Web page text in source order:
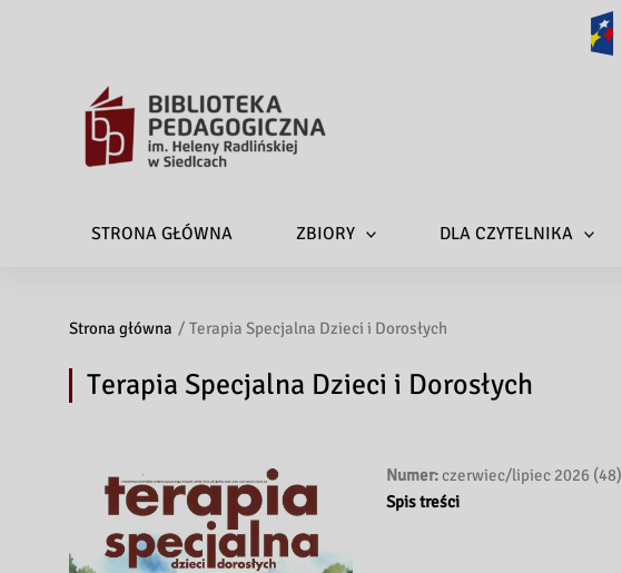
STRONA GŁÓWNA ZBIORY DLA CZYTELNIKA
Strona główna Terapia Specjalna Dzieci i Dorosłych
Terapia Specjalna Dzieci i Dorosłych
Numer:czerwiec/lipiec 2026 (48)
Spis treści